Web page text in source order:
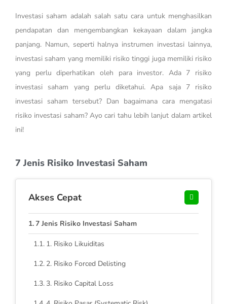
Investasi saham adalah salah satu cara untuk menghasilkan
pendapatan dan mengembangkan kekayaan dalam jangka
panjang. Namun, seperti halnya instrumen investasi lainnya,
investasi saham yang memiliki risiko tinggi juga memiliki risiko
yang perlu diperhatikan oleh para investor. Ada 7 risiko
investasi saham yang perlu diketahui. Apa saja 7 risiko
investasi saham tersebut? Dan bagaimana cara mengatasi
risiko investasi saham? Ayo cari tahu lebih lanjut dalam artikel
ini!
7 Jenis Risiko Investasi Saham
Akses Cepat
7 Jenis Risiko Investasi Saham
1. Risiko Likuiditas
2. Risiko Forced Delisting
3. Risiko Capital Loss